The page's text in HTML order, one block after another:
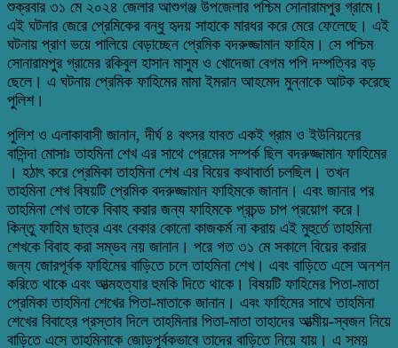
শুক্রবার ৩১ মে ২০২৪ জেলার আশুগঞ্জ উপজেলার পশ্চিম সোনারামপুর গ্রামে।
এই ঘটনার জেরে প্রেমিকের বন্ধু হৃদয় সাহাকে মারধর করে মেরে ফেলেছে। এই
ঘটনায় প্রাণ ভয়ে পালিয়ে বেড়াচ্ছেন প্রেমিক বদরুজ্জামান ফাহিম। সে পশ্চিম
সোনারামপুর গ্রামের রকিবুল হাসান মাসুম ও খোদেজা বেগম পপি দম্পত্বির বড়
ছেলে। এ ঘটনায় প্রেমিক ফাহিমের মামা ইমরান আহমেদ মুন্নাকে আটক করেছে
পুলিশ।
পুলিশ ও এলাকাবাসী জানান, দীর্ঘ ৪ বৎসর যাবত একই গ্রাম ও ইউনিয়নের
বাসিন্দা মোসাঃ তাহমিনা শেখ এর সাথে প্রেমের সম্পর্ক ছিল বদরুজ্জামান ফাহিমের
। হঠাৎ করে প্রেমিকা তাহমিনা শেখ এর বিয়ের কথাবার্তা চলছিল। তখন
তাহমিনা শেখ বিষয়টি প্রেমিক বদরুজ্জামান ফাহিমকে জানান। এবং জানার পর
তাহমিনা শেখ তাকে বিবাহ করার জন্য ফাহিমকে প্রচন্ড চাপ প্রয়োগ করে।
কিন্তু ফাহিম ছাত্র এবং বেকার কোনো কাজকর্ম না করায় এই মুহুর্তে তাহমিনা
শেখকে বিবাহ করা সম্ভব নয় জানান। পরে গত ৩১ মে সকালে বিয়ের করার
জন্য জোরপূর্বক ফাহিমের বাড়িতে চলে তাহমিনা শেখ। এবং বাড়িতে এসে অনশন
করিতে থাকে এবং আত্মহত্যার হুমকি দিতে থাকে। বিষয়টি ফাহিমের পিতা-মাতা
প্রেমিকা তাহমিনা শেখের পিতা-মাতাকে জানান। এবং ফাহিমের সাথে তাহমিনা
শেখের বিবাহের প্রস্তাব দিলে তাহমিনার পিতা-মাতা তাহাদের আত্মীয়-স্বজন নিয়ে
বাড়িতে এসে তাহমিনাকে জোড়পূর্বকভাবে তাদের বাড়িতে নিয়ে যায়। এ সময়